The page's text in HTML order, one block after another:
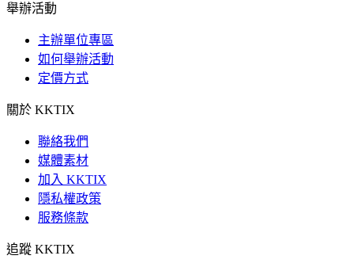
舉辦活動
主辦單位專區
如何舉辦活動
定價方式
關於 KKTIX
聯絡我們
媒體素材
加入 KKTIX
隱私權政策
服務條款
追蹤 KKTIX